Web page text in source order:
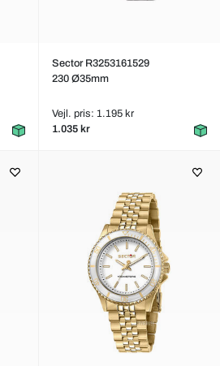
Sector R3253161529
230 Ø35mm
Vejl. pris: 1.195 kr
1.035 kr